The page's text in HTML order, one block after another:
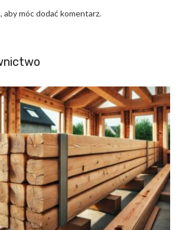
, aby móc dodać komentarz.